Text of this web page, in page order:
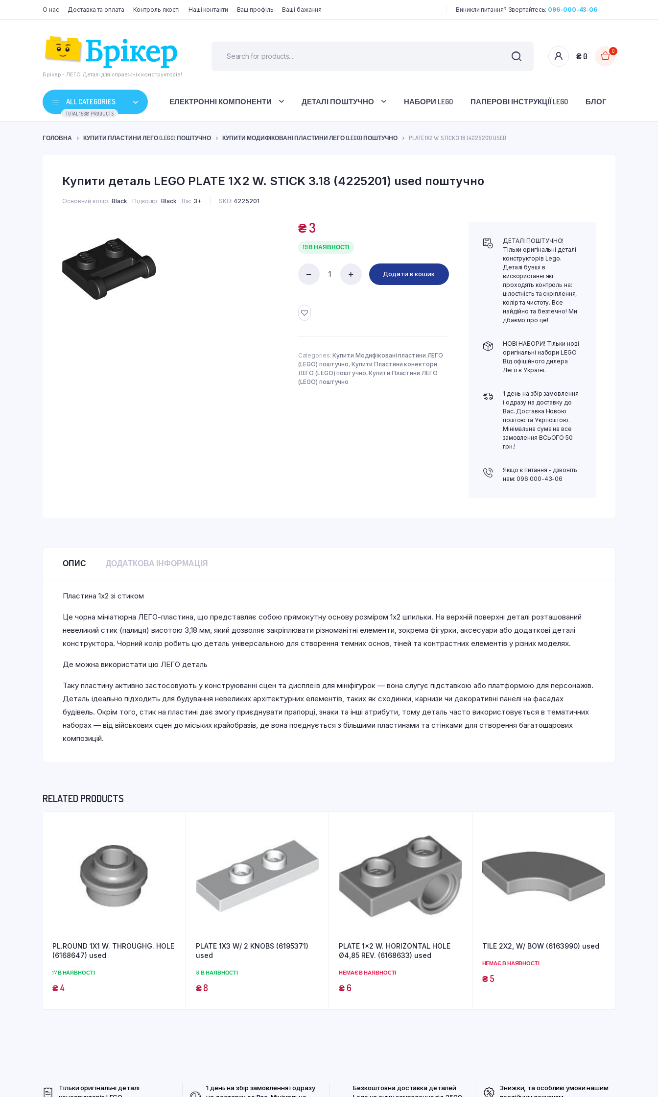
О нас Доставка та оплата Контроль якості Наші контакти Ваш профіль Ваші бажання Виникли питання? Звертайтесь: 096-000-43-06
Брікер - ЛЕГО Деталі для справжніх конструкторів!
₴ 0
0
ALL CATEGORIES
TOTAL 15881 PRODUCTS
ЕЛЕКТРОННІ КОМПОНЕНТИ ДЕТАЛІ ПОШТУЧНО НАБОРИ LEGO ПАПЕРОВІ ІНСТРУКЦІЇ LEGO БЛОГ
ГОЛОВНА КУПИТИ ПЛАСТИНИ ЛЕГО (LEGO) ПОШТУЧНО КУПИТИ МОДИФІКОВАНІ ПЛАСТИНИ ЛЕГО (LEGO) ПОШТУЧНО PLATE 1X2 W. STICK 3.18 (4225201) USED
Купити деталь LEGO PLATE 1X2 W. STICK 3.18 (4225201) used поштучно
Основний колір Black Підколір Black Вік 3+ SKU: 4225201
₴3
19 В НАЯВНОСТІ
STICK
3.18
Додати в кошик
Categories:Купити Модифіковані пластини ЛЕГО
(LEGO) поштучно, Купити Пластини конектори
ЛЕГО (LEGO) поштучно,Купити Пластини ЛЕГО
(LEGO) поштучно
ДЕТАЛІ ПОШТУЧНО!
Тільки оригінальні деталі
конструкторів Lego.
Деталі бувші в
вискористанні які
проходять контроль на:
цілостність та скріплення,
колір та чистоту. Все
найдійно та безпечно! Ми
дбаємо про це!
НОВІ НАБОРИ! Тільки нові
оригінальні набори LEGO.
Від офіційного дилера
Лего в Україні.
1 день на збір замовлення
і одразу на доставку до
Вас. Доставка Новою
поштою та Укрпоштою.
Мінімальна сума на все
замовлення ВСЬОГО 50
грн.!
Якщо є питання - дзвоніть
нам: 096 000-43-06
ОПИС ДОДАТКОВА ІНФОРМАЦІЯ
Пластина 1х2 зі стиком
Це чорна мініатюрна ЛЕГО-пластина, що представляє собою прямокутну основу розміром 1х2 шпильки. На верхній поверхні деталі розташований
невеликий стик (палиця) висотою 3,18 мм, який дозволяє закріплювати різноманітні елементи, зокрема фігурки, аксесуари або додаткові деталі
конструктора. Чорний колір робить цю деталь універсальною для створення темних основ, тіней та контрастних елементів у різних моделях.
Де можна використати цю ЛЕГО деталь
Таку пластину активно застосовують у конструюванні сцен та дисплеїв для мініфігурок — вона слугує підставкою або платформою для персонажів.
Деталь ідеально підходить для будування невеликих архітектурних елементів, таких як сходинки, карнизи чи декоративні панелі на фасадах
будівель. Окрім того, стик на пластині дає змогу приєднувати прапорці, знаки та інші атрибути, тому деталь часто використовується в тематичних
наборах — від військових сцен до міських крайобразів, де вона поєднується з більшими пластинами та стінками для створення багатошарових
композицій.
RELATED PRODUCTS
PL.ROUND 1X1 W. THROUGHG. HOLE
(6168647) used
17 В НАЯВНОСТІ
₴4
PLATE 1X3 W/ 2 KNOBS (6195371)
used
51 В НАЯВНОСТІ
₴8
PLATE 1×2 W. HORIZONTAL HOLE
Ø4,85 REV. (6168633) used
НЕМАЄ В НАЯВНОСТІ
₴6
TILE 2X2, W/ BOW (6163990) used
НЕМАЄ В НАЯВНОСТІ
₴5
Тільки оригінальні деталі
1 день на збір замовлення і одразу
Безкоштовна доставка деталей
Знижки, та особливі умови нашим